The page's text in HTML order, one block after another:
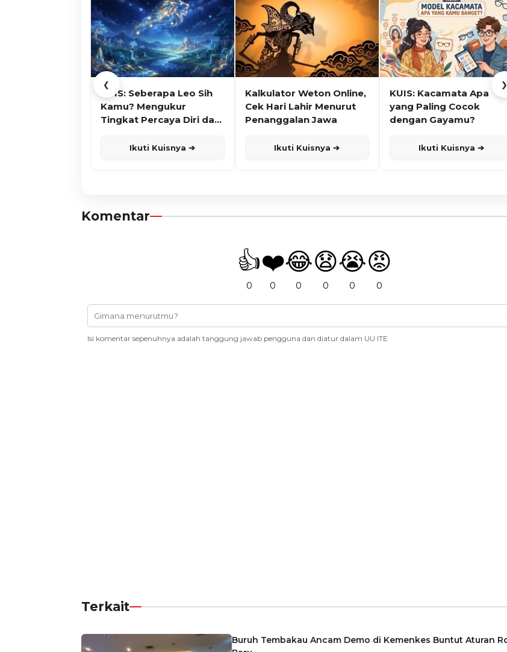
❮
KUIS: Seberapa Leo Sih
Kamu? Mengukur
Tingkat Percaya Diri dan
Ikuti Kuisnya ➔
Kalkulator Weton Online,
Cek Hari Lahir Menurut
Penanggalan Jawa
Ikuti Kuisnya ➔
KUIS: Kacamata Apa
yang Paling Cocok
dengan Gayamu?
Ikuti Kuisnya ➔
❯
Komentar
👍
0
❤️
0
😂
0
😧
0
😭
0
😡
0
Isi komentar sepenuhnya adalah tanggung jawab pengguna dan diatur dalam UU ITE
Terkait
Buruh Tembakau Ancam Demo di Kemenkes Buntut Aturan